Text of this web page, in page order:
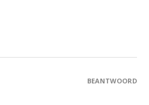
BEANTWOORD